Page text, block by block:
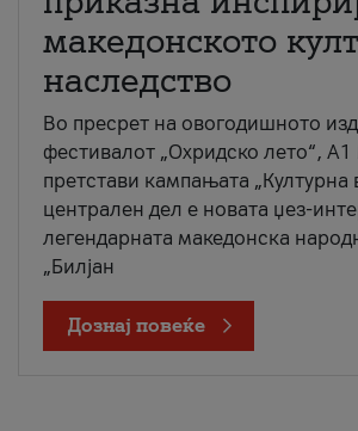
македонското
наследство
Во пресрет на овогодишното
фестивалот „Охридско лето“, А1
претстави кампањата „Културна
централен дел е новата џез-
легендарната македонска
„Билјан
Дознај повеќе